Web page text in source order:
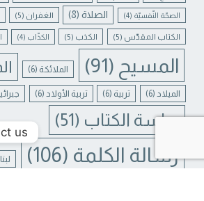
الصحّة النّفسيّة (4) الصلاة(8) الغفران (5)
الكتاب المقدّس (5) الكذب (5) الكذّاب (4)
المسيح (91) الملائكة (6)
الميلاد (6) تربية (6) تربية الأولاد (6)
دراسة الكتاب (51)
رسالة الكلمة (106)
us